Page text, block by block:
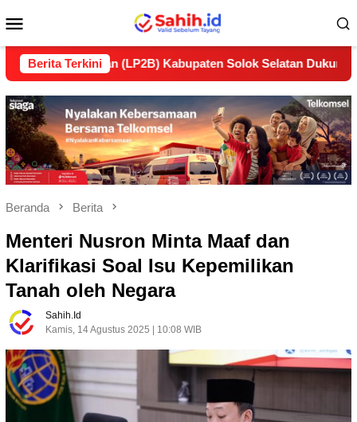
ke
Mobile
Berita Terkini
(LP2B) Kabupaten Solok Selatan Dukung Ketahanan
Beranda Berita
Menteri Nusron Minta Maaf dan
Klarifikasi Soal Isu Kepemilikan
Tanah oleh Negara
Sahih.id
Kamis, 14 Agustus 2025 | 10:08 WIB